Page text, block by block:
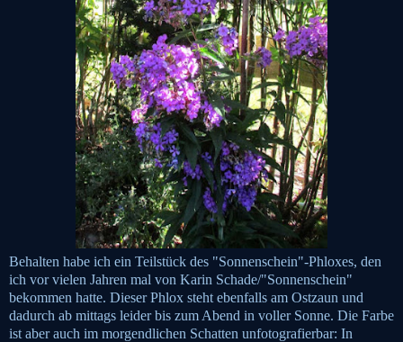
Behalten habe ich ein Teilstück des "Sonnenschein"-Phloxes, den
ich vor vielen Jahren mal von Karin Schade/"Sonnenschein"
bekommen hatte. Dieser Phlox steht ebenfalls am Ostzaun und
dadurch ab mittags leider bis zum Abend in voller Sonne. Die Farbe
ist aber auch im morgendlichen Schatten unfotografierbar: In